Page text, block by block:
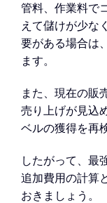
管料、作業料で
えて儲けが少な
要がある場合は
ます。
また、現在の販
売り上げが見込
ベルの獲得を再
したがって、最
追加費用の計算
おきましょう。